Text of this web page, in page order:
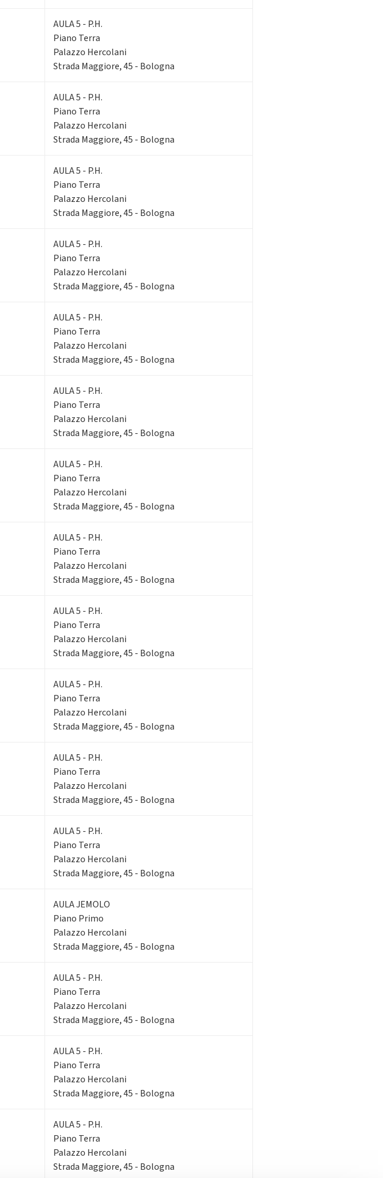
AULA 5 - P.H.
Piano Terra
Palazzo Hercolani
Strada Maggiore, 45 - Bologna
AULA 5 - P.H.
Piano Terra
Palazzo Hercolani
Strada Maggiore, 45 - Bologna
AULA 5 - P.H.
Piano Terra
Palazzo Hercolani
Strada Maggiore, 45 - Bologna
AULA 5 - P.H.
Piano Terra
Palazzo Hercolani
Strada Maggiore, 45 - Bologna
AULA 5 - P.H.
Piano Terra
Palazzo Hercolani
Strada Maggiore, 45 - Bologna
AULA 5 - P.H.
Piano Terra
Palazzo Hercolani
Strada Maggiore, 45 - Bologna
AULA 5 - P.H.
Piano Terra
Palazzo Hercolani
Strada Maggiore, 45 - Bologna
AULA 5 - P.H.
Piano Terra
Palazzo Hercolani
Strada Maggiore, 45 - Bologna
AULA 5 - P.H.
Piano Terra
Palazzo Hercolani
Strada Maggiore, 45 - Bologna
AULA 5 - P.H.
Piano Terra
Palazzo Hercolani
Strada Maggiore, 45 - Bologna
AULA 5 - P.H.
Piano Terra
Palazzo Hercolani
Strada Maggiore, 45 - Bologna
AULA 5 - P.H.
Piano Terra
Palazzo Hercolani
Strada Maggiore, 45 - Bologna
AULA JEMOLO
Piano Primo
Palazzo Hercolani
Strada Maggiore, 45 - Bologna
AULA 5 - P.H.
Piano Terra
Palazzo Hercolani
Strada Maggiore, 45 - Bologna
AULA 5 - P.H.
Piano Terra
Palazzo Hercolani
Strada Maggiore, 45 - Bologna
AULA 5 - P.H.
Piano Terra
Palazzo Hercolani
Strada Maggiore, 45 - Bologna